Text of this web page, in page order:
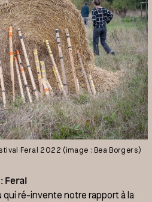
Feral 2022 (image : Bea Borgers)
Feral
qui ré-invente notre rapport à la